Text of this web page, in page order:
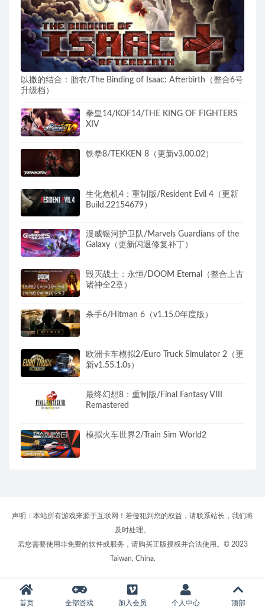
以撒的结合：胎衣/The Binding of Isaac: Afterbirth（整合6号
升级档）
拳皇14/KOF14/THE KING OF FIGHTERS
XIV
铁拳8/TEKKEN 8（更新v3.00.02）
生化危机4：重制版/Resident Evil 4（更新
Build.22154679）
漫威银河护卫队/Marvels Guardians of the
Galaxy（更新闪退修复补丁）
毁灭战士：永恒/DOOM Eternal（整合上古
诸神全2章）
杀手6/Hitman 6（v1.15.0年度版）
欧洲卡车模拟2/Euro Truck Simulator 2（更
新v1.55.1.0s）
最终幻想8：重制版/Final Fantasy VIII
Remastered
模拟火车世界2/Train Sim World2
声明：本站所有游戏来源于互联网！若侵犯到您的权益，请联系站长，我们将
及时处理。
若您需要使用非免费的软件或服务，请购买正版授权并合法使用。© 2023
Taiwan, China.
首页 全部游戏 加入会员 个人中心 顶部